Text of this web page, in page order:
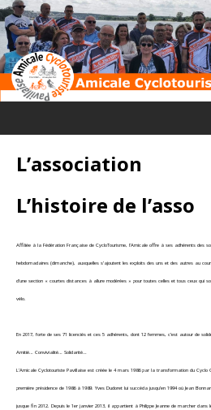
L’association
L’histoire de l’asso
Affiliée à la Fédération Française de CycloTourisme, l’Amicale offre à ses adhérents des
hebdomadaires (dimanche), auxquelles s’ajoutent les exploits des uns et des autres au
d’une section « courtes distances à allure modérées » pour toutes celles et tous ceux qui
vélo.
En 2017, forte de ses 71 licenciés et ces 5 adhérents, dont 12 femmes, c’est autour de
Amitié… Convivialité… Solidarité…
L’Amicale Cyclotouriste Pavillaise est créée le 4 mars 1986 par la transformation du
première présidence de 1986 à 1989. Yves Dudoret lui succéda jusqu’en 1994 où Jean
jusque fin 2012. Depuis le 1er janvier 2013, il appartient à Philippe Jeanne de marcher dans